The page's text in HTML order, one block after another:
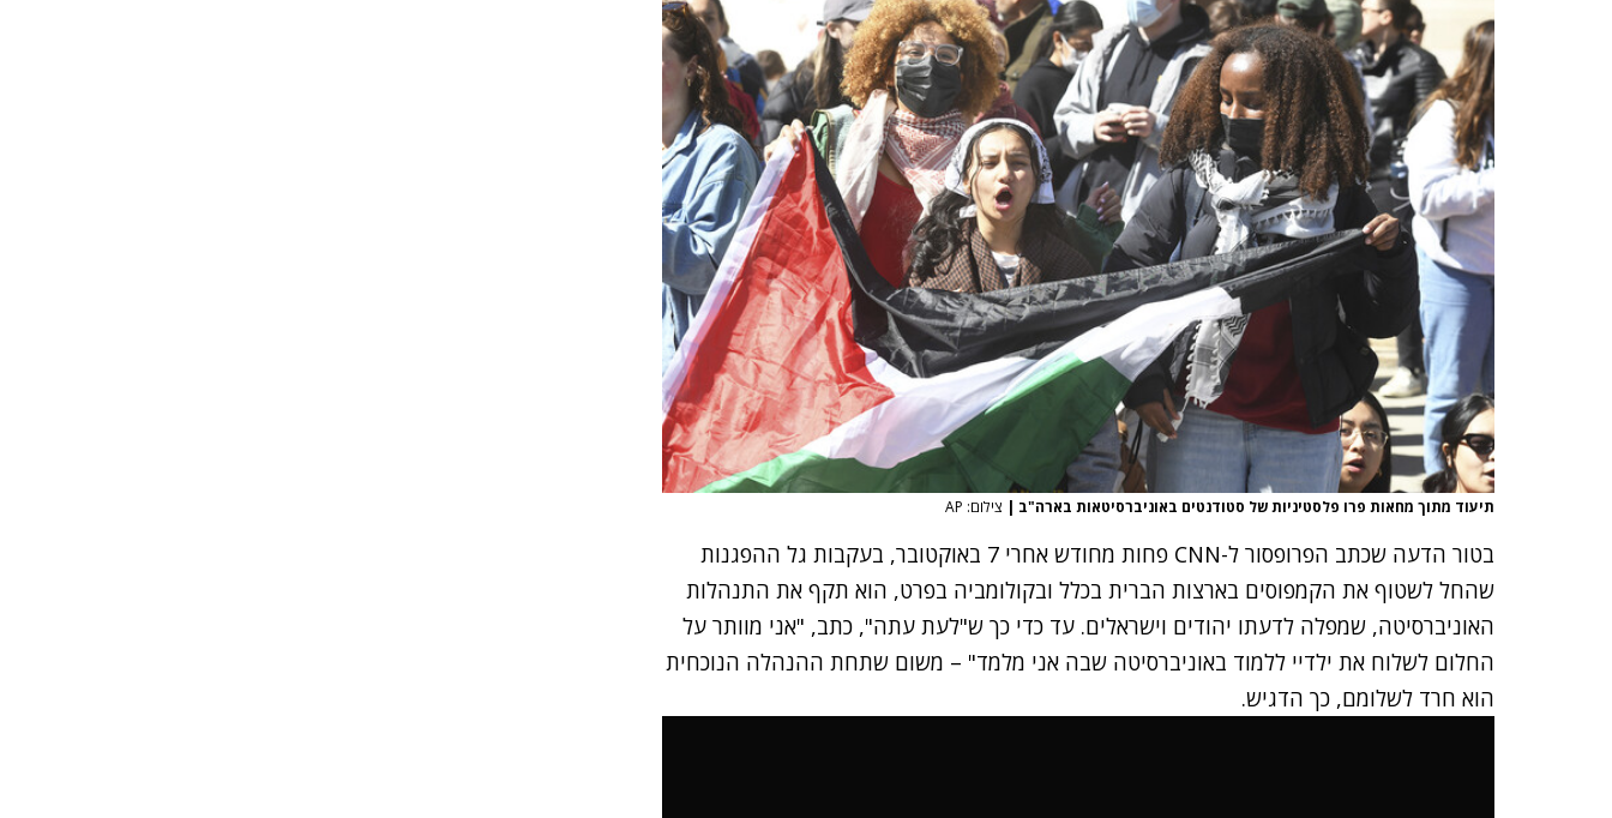
תיעוד מתוך מחאות פרו פלסטיניות של סטודנטים באוניברסיטאות בארה"ב | צילום: AP
בטור הדעה שכתב הפרופסור
ל-CNN פחות מחודש אחרי 7 באוקטובר, בעקבות גל ההפגנות
שהחל לשטוף את הקמפוסים בארצות הברית בכלל ובקולומביה בפרט, הוא תקף את התנהלות
האוניברסיטה, שמפלה לדעתו יהודים וישראלים. עד כדי כך ש"לעת עתה", כתב, "אני מוותר על
החלום לשלוח את ילדיי ללמוד באוניברסיטה שבה אני מלמד" – משום שתחת ההנהלה הנוכחית
הוא חרד לשלומם, כך הדגיש.